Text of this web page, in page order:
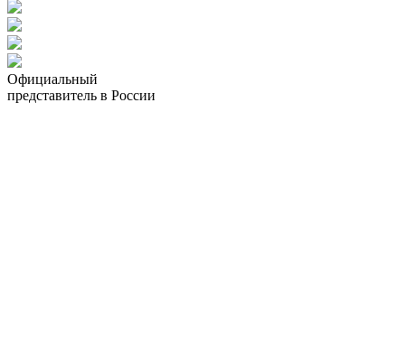
Официальный
представитель в России